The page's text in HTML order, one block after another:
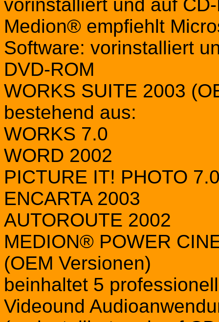
vorinstalliert und auf
Medion® empfiehlt
Software: vorinstalliert
DVD-ROM
WORKS SUITE 2003
bestehend aus:
WORKS 7.0
WORD 2002
PICTURE IT! PHOTO
ENCARTA 2003
AUTOROUTE 2002
MEDION® POWER
(OEM Versionen)
beinhaltet 5
Videound